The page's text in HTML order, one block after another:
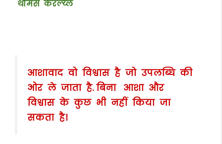
थोमस कैरल्य्ल
आशावाद वो विश्वास है जो उपलब्धि की
ओर ले जाता है. बिना आशा और
विश्वास के कुछ भी नहीं किया जा
सकता है।